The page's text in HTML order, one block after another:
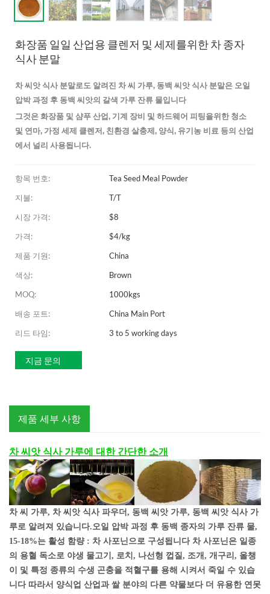
화장품 일일 산업용 클렌저 및 세제를위한 차 종자
식사 분말
차 씨앗 식사 분말로도 알려진 차 씨 가루, 동백 씨앗 식사 분말은 오일
압박 과정 후 동백 씨앗의 갈색 가루 잔류 물입니다
그것은 화장품 및 샴푸 산업, 기계 장비 및 하드웨어 피팅을위한 청소
및 연마, 가정 세제 클렌저, 친환경 살충제, 양식, 유기농 비료 등의 산업
에서 널리 사용됩니다.
항목 번호:
Tea Seed Meal Powder
지불:
T/T
시장 가격:
$8
가격:
$4/kg
제품 기원:
China
색상:
Brown
MOQ:
1000kgs
배송 포트:
China Main Port
리드 타임:
3 to 5 working days
지금 문의
제품 세부 사항
차 씨앗 식사 가루에 대한 간단한 소개
차 씨 가루, 차 씨앗 식사 파우더, 동백 씨앗 가루, 동백 씨앗 식사 가
루로 알려져 있습니다.오일 압박 과정 후 동백 종자의 가루 잔류 물,
15-18%는 활성 함량 : 차 사포닌으로 구성됩니다 차 사포닌은 일종
의 용혈 독소로 야생 물고기, 로치, 나선형 껍질, 조개, 개구리, 올챙
이 및 특정 종류의 수생 곤충을 적혈구를 용해 시켜서 죽일 수 있습
니다 따라서 양식업 산업과 쌀 분야의 다른 약물보다 더 유용한 연못